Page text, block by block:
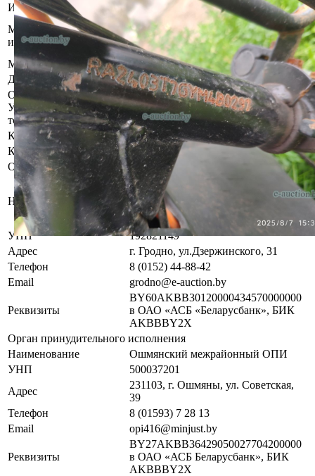
Информация о предмете торгов
Местоположение
имущества
Гродненская область, Островецкий
р-н, аг. Михалишки, ул. Кольцевая,
11А
Марка
BNP
Должник
Шкуенок Елена Казимировна
Осмотр объекта
Участник электронных торгов обязан до начала электронных
торгов осмотреть предмет торгов ( п.2.4.3 Регламента)
Контактное лицо
Специалисты по продаже
Контакты
+375336060266,+375336226725
Организатор/оператор торгов
Наименование
Гродненский филиал
республиканского унитарного
предприятия по оказанию услуг
«БелЮрОбеспечение»
УНП
192821149
Адрес
г. Гродно, ул.Дзержинского, 31
Телефон
8 (0152) 44-88-42
Email
grodno@e-auction.by
Реквизиты
BY60AKBB30120000434570000000
в ОАО «АСБ «Беларусбанк», БИК
AKBBBY2X
Орган принудительного исполнения
Наименование
Ошмянский межрайонный ОПИ
УНП
500037201
Адрес
231103, г. Ошмяны, ул. Советская,
39
Телефон
8 (01593) 7 28 13
Email
opi416@minjust.by
Реквизиты
BY27AKBB36429050027704200000
в ОАО «АСБ Беларусбанк», БИК
AKBBBY2X